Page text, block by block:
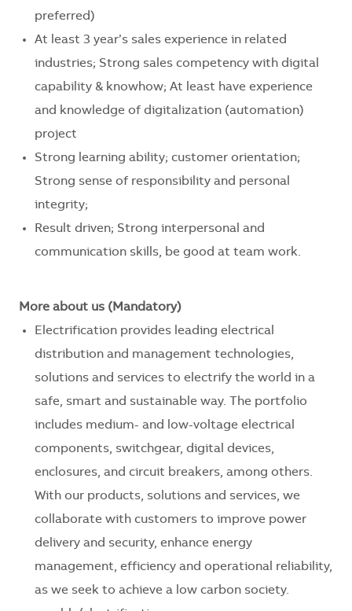
preferred)
At least 3 year’s sales experience in related
industries; Strong sales competency with digital
capability & knowhow; At least have experience
and knowledge of digitalization (automation)
project
Strong learning ability; customer orientation;
Strong sense of responsibility and personal
integrity;
Result driven; Strong interpersonal and
communication skills, be good at team work.
More about us (Mandatory)
Electrification provides leading electrical
distribution and management technologies,
solutions and services to electrify the world in a
safe, smart and sustainable way. The portfolio
includes medium- and low-voltage electrical
components, switchgear, digital devices,
enclosures, and circuit breakers, among others.
With our products, solutions and services, we
collaborate with customers to improve power
delivery and security, enhance energy
management, efficiency and operational reliability,
as we seek to achieve a low carbon society.